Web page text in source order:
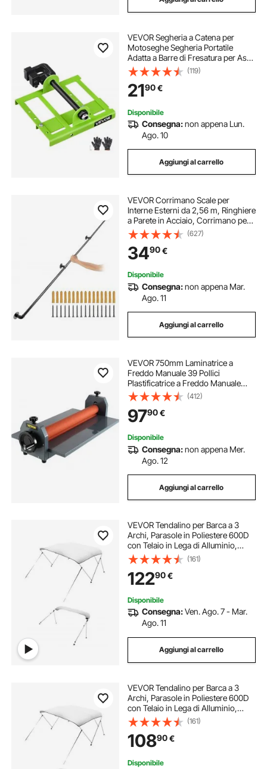
VEVOR Segheria a Catena per
Motoseghe Segheria Portatile
Adatta a Barre di Fresatura per Assi
Larghezza Regolabile tra 5-15 cm,
Guida per Taglio Trasversale del
Legname, Kit Cavalletto Taglialegna
(119)
2190€
Disponibile
Consegna:non appena Lun.
Ago. 10
Aggiungi al carrello
VEVOR Corrimano Scale per
Interne Esterni da 2,56 m, Ringhiere
a Parete in Acciaio, Corrimano per
Scale in Tubi 3 Pezzi, Ringhiera
Passamano Montaggio a Parete
Capacità 200 kg Corrimano
Maniglia
(627)
3490€
Disponibile
Consegna:non appena Mar.
Ago. 11
Aggiungi al carrello
VEVOR 750mm Laminatrice a
Freddo Manuale 39 Pollici
Plastificatrice a Freddo Manuale
Laminatore a Freddo a 4 Rulli
Gomma Morbida E Alla Superficie
Liscia
(412)
9790€
Disponibile
Consegna:non appena Mer.
Ago. 12
Aggiungi al carrello
VEVOR Tendalino per Barca a 3
Archi, Parasole in Poliestere 600D
con Telaio in Lega di Alluminio,
Tettoia Parasole Impermeabile con
Borsa Portaoggetti, Larghezza 137 a
152 cm Grigio Chiaro
(161)
12290€
Disponibile
Consegna:Ven. Ago. 7 - Mar.
Ago. 11
Aggiungi al carrello
VEVOR Tendalino per Barca a 3
Archi, Parasole in Poliestere 600D
con Telaio in Lega di Alluminio,
Tettoia Parasole Impermeabile con
Borsa Portaoggetti, Larghezza 210
a 213 cm Grigio Chiaro
(161)
10890€
Disponibile